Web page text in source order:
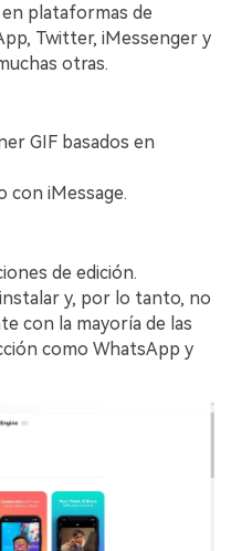
plataformas de
Twitter, iMessenger y
otras.
GIF basados en
con iMessage.
de edición.
y, por lo tanto, no
con la mayoría de las
como WhatsApp y